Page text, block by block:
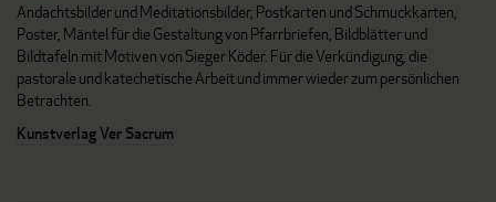
Andachtsbilder und Meditationsbilder, Postkarten und Schmuckkarten,
Poster, Mäntel für die Gestaltung von Pfarrbriefen, Bildblätter und
Bildtafeln mit Motiven von Sieger Köder. Für die Verkündigung, die
pastorale und katechetische Arbeit und immer wieder zum persönlichen
Betrachten.
Kunstverlag Ver Sacrum